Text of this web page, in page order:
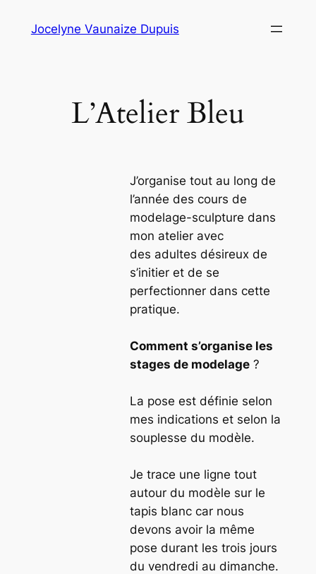
Jocelyne Vaunaize Dupuis
L’Atelier Bleu
J’organise tout au long de
l’année des cours de
modelage-sculpture dans
mon atelier avec
des adultes désireux de
s’initier et de se
perfectionner dans cette
pratique.
Comment s’organise les
stages de modelage?
La pose est définie selon
mes indications et selon la
souplesse du modèle.
Je trace une ligne tout
autour du modèle sur le
tapis blanc car nous
devons avoir la même
pose durant les trois jours
du vendredi au dimanche.